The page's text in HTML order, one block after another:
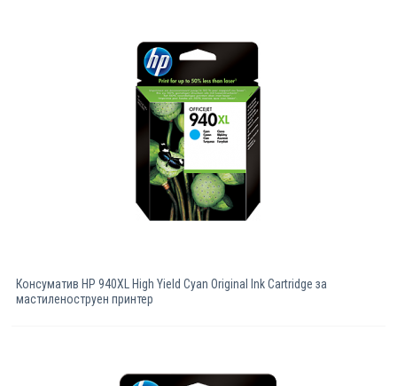
Консуматив HP 940XL High Yield Cyan Original Ink Cartridge за
мастиленоструен принтер